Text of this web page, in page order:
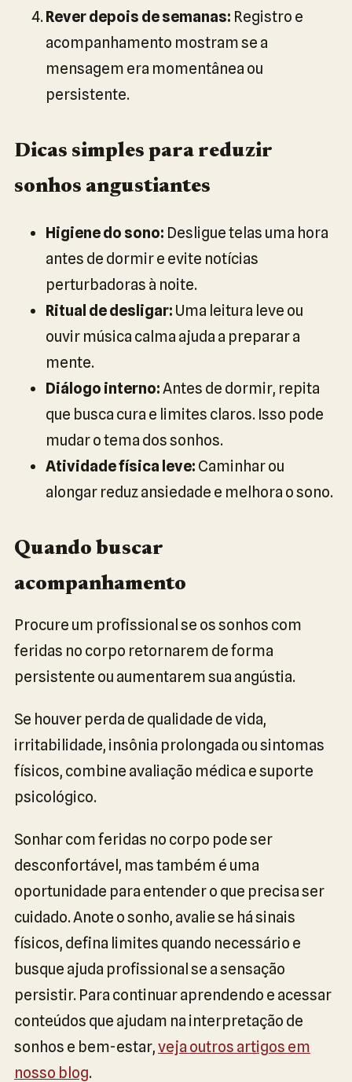
Rever depois de semanas: Registro e
acompanhamento mostram se a
mensagem era momentânea ou
persistente.
Dicas simples para reduzir
sonhos angustiantes
Higiene do sono: Desligue telas uma hora
antes de dormir e evite notícias
perturbadoras à noite.
Ritual de desligar: Uma leitura leve ou
ouvir música calma ajuda a preparar a
mente.
Diálogo interno:Antes de dormir, repita
que busca cura e limites claros. Isso pode
mudar o tema dos sonhos.
Atividade física leve: Caminhar ou
alongar reduz ansiedade e melhora o sono.
Quando buscar
acompanhamento
Procure um profissional se os sonhos com
feridas no corpo retornarem de forma
persistente ou aumentarem sua angústia.
Se houver perda de qualidade de vida,
irritabilidade, insônia prolongada ou sintomas
físicos, combine avaliação médica e suporte
psicológico.
Sonhar com feridas no corpo pode ser
desconfortável, mas também é uma
oportunidade para entender o que precisa ser
cuidado. Anote o sonho, avalie se há sinais
físicos, defina limites quando necessário e
busque ajuda profissional se a sensação
persistir. Para continuar aprendendo e acessar
conteúdos que ajudam na interpretação de
sonhos e bem-estar,veja outros artigos em
nosso blog.